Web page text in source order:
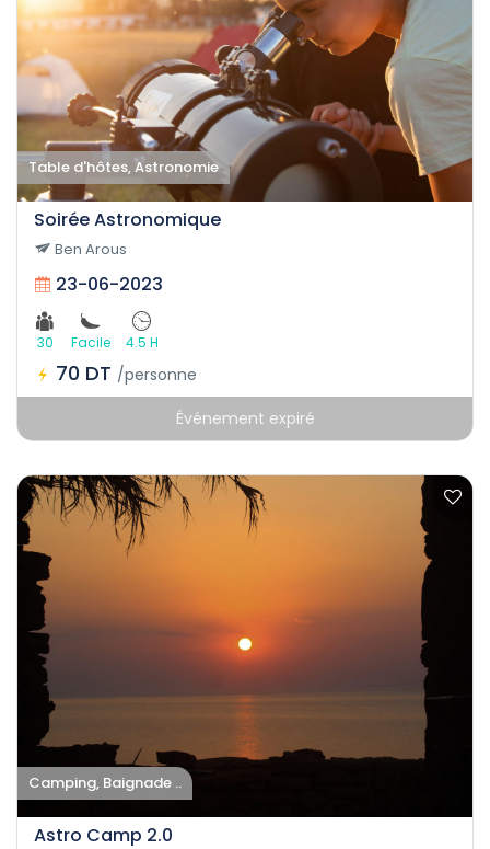
Table d'hôtes, Astronomie
Soirée Astronomique
Ben Arous
23-06-2023
30 Facile 4.5 H
70 DT /personne
Événement expiré
Camping, Baignade ..
Astro Camp 2.0